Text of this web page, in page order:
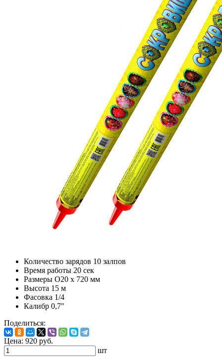
Количество зарядов 10 залпов
Время работы 20 сек
Размеры O20 х 720 мм
Высота 15 м
Фасовка 1/4
Калибр 0,7"
Поделиться:
Цена: 920 руб.
шт